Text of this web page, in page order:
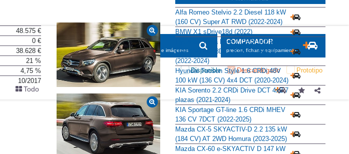
BUSCADOR
informaciones, fichas e imágenes
COMPARADOR
precios, fichas y equipamiento
Disponible Descatalogado Prototipo
Todo
48.575 €
0 €
38.628 €
21 %
4,75 %
10/2017
Alfa Romeo Stelvio 2.2 Diesel 118 kW
(160 CV) Super AT RWD (2022-2024)
BMW X1 sDrive18d (2022)
Hyundai Santa Fe 2.2 CRDi 142 kW
(194 CV) 4x2 8DCT Klass 7 plazas
(2022-2024)
Hyundai Tucson Style 1.6 CRDi 48V
100 kW (136 CV) 4x4 DCT (2020-2024)
KIA Sorento 2.2 CRDi Drive DCT 4x2 7
plazas (2021-2024)
KIA Sportage GT-line 1.6 CRDi MHEV
136 CV 7DCT (2022-2025)
Mazda CX-5 SKYACTIV-D 2.2 135 kW
(184 CV) AT 2WD Homura (2023-2025)
Mazda CX-60 e-SKYACTIV D 147 kW